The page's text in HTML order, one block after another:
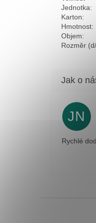
Jednotka:
Karton:
Hmotnost:
Objem:
Rozměr
JN
Rychlé